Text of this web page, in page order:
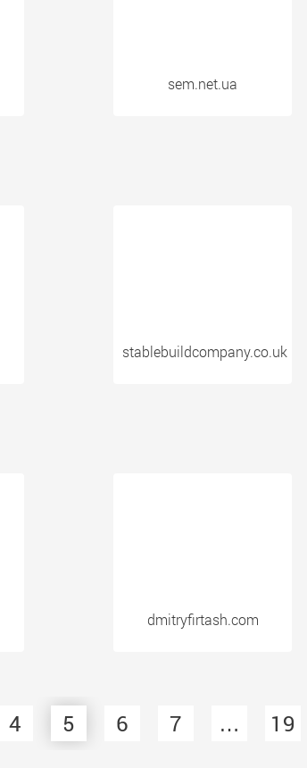
sem.net.ua
stablebuildcompany.co.uk
dmitryfirtash.com
4 5 6 7 … 19